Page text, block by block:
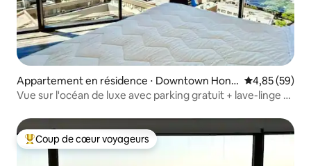
Appartement en résidence ⋅ Downtown Hono
lulu
Évaluation
4,85 (59)
Vue sur l'océan de luxe avec parking gratuit + lave-linge et
Coups de cœur voyageurs les plus appréciés
Coup de cœur voyageurs